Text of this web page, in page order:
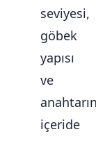
seviyesi,
göbek
yapısı
ve
içeride